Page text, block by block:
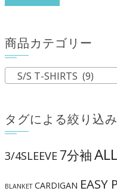
象:
商品カテゴリー
S/S T-SHIRTS (9)
タグによる絞り込み
3/4SLEEVE 7分袖
BLANKET CARDIGAN EASY